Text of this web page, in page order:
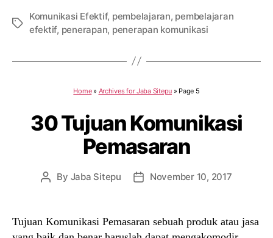
Tags
Komunikasi Efektif, pembelajaran, pembelajaran
efektif, penerapan, penerapan komunikasi
Home» Archives for Jaba Sitepu » Page 5
30 Tujuan Komunikasi
Pemasaran
Post
By Jaba Sitepu
PostNovember 10, 2017
Tujuan Komunikasi Pemasaran sebuah produk atau jasa